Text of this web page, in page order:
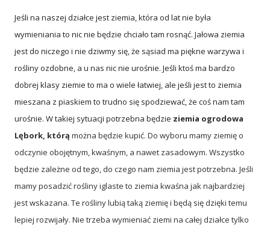
Jeśli na naszej działce jest ziemia, która od lat nie była
wymieniania to nic nie będzie chciało tam rosnąć. Jałowa ziemia
jest do niczego i nie dziwmy się, że sąsiad ma piękne warzywa i
rośliny ozdobne, a u nas nic nie urośnie. Jeśli ktoś ma bardzo
dobrej klasy ziemie to ma o wiele łatwiej, ale jeśli jest to ziemia
mieszana z piaskiem to trudno się spodziewać, że coś nam tam
urośnie. W takiej sytuacji potrzebna będzie ziemia ogrodowa
Lębork, którą można będzie kupić. Do wyboru mamy ziemię o
odczynie obojętnym, kwaśnym, a nawet zasadowym. Wszystko
będzie zależne od tego, do czego nam ziemia jest potrzebna. Jeśli
mamy posadzić rośliny iglaste to ziemia kwaśna jak najbardziej
jest wskazana. Te rośliny lubią taką ziemię i będą się dzięki temu
lepiej rozwijały. Nie trzeba wymieniać ziemi na całej działce tylko